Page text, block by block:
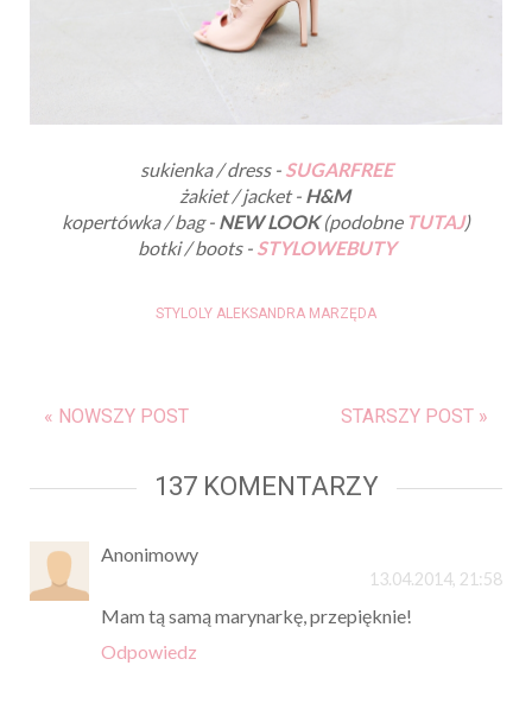
sukienka / dress - SUGARFREE
żakiet / jacket - H&M
kopertówka / bag - NEW LOOK(podobne TUTAJ)
botki / boots - STYLOWEBUTY
STYLOLY ALEKSANDRA MARZĘDA
« NOWSZY POST STARSZY POST »
137 KOMENTARZY
Anonimowy
13.04.2014, 21:58
Mam tą samą marynarkę, przepięknie!
Odpowiedz